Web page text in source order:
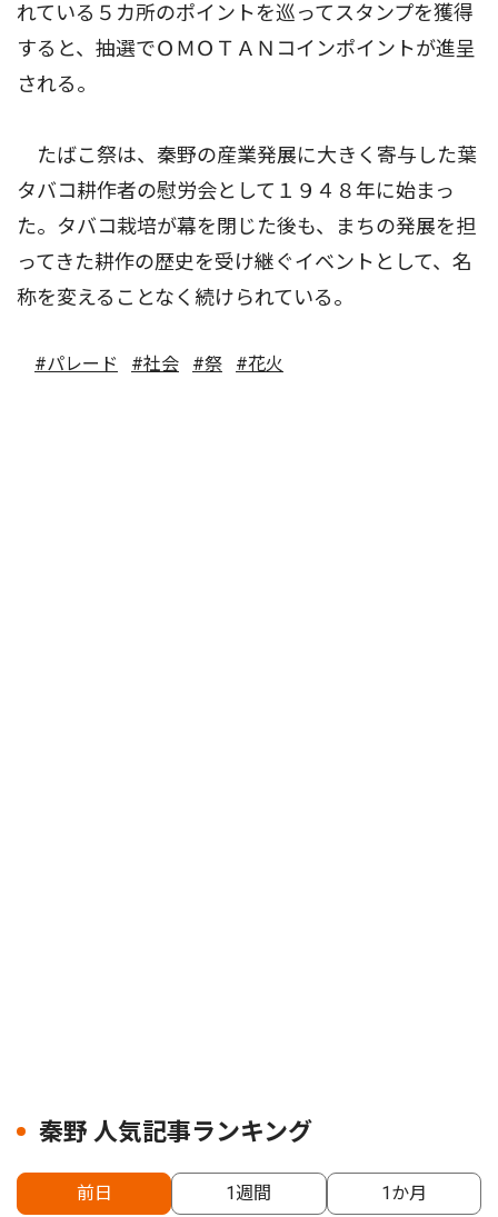
れている５カ所のポイントを巡ってスタンプを獲得
すると、抽選でＯＭＯＴＡＮコインポイントが進呈
される。
たばこ祭は、秦野の産業発展に大きく寄与した葉
タバコ耕作者の慰労会として１９４８年に始まっ
た。タバコ栽培が幕を閉じた後も、まちの発展を担
ってきた耕作の歴史を受け継ぐイベントとして、名
称を変えることなく続けられている。
#パレード #社会 #祭 #花火
秦野 人気記事ランキング
前日 1週間 1か月